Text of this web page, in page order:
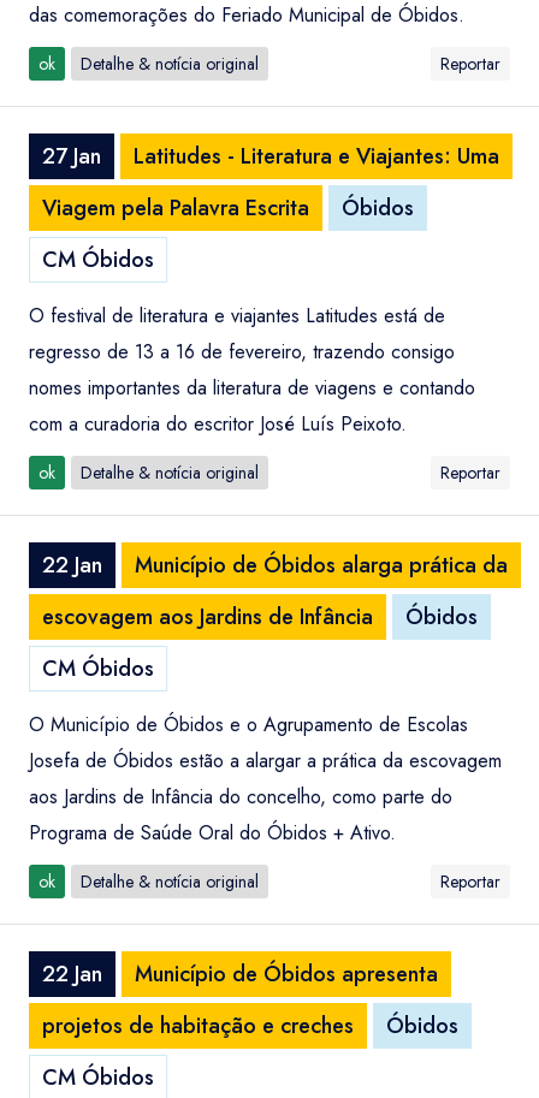
das comemorações do Feriado Municipal de Óbidos.
ok Detalhe & notícia original Reportar
27 Jan
Latitudes - Literatura e Viajantes: Uma
Viagem pela Palavra Escrita
Óbidos
CM Óbidos
O festival de literatura e viajantes Latitudes está de
regresso de 13 a 16 de fevereiro, trazendo consigo
nomes importantes da literatura de viagens e contando
com a curadoria do escritor José Luís Peixoto.
ok Detalhe & notícia original Reportar
22 Jan
Município de Óbidos alarga prática da
escovagem aos Jardins de Infância
Óbidos
CM Óbidos
O Município de Óbidos e o Agrupamento de Escolas
Josefa de Óbidos estão a alargar a prática da escovagem
aos Jardins de Infância do concelho, como parte do
Programa de Saúde Oral do Óbidos + Ativo.
ok Detalhe & notícia original Reportar
22 Jan
Município de Óbidos apresenta
projetos de habitação e creches
Óbidos
CM Óbidos